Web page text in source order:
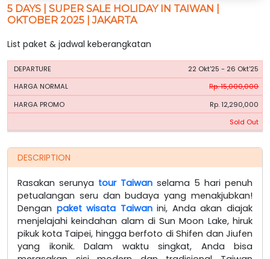
5 DAYS | SUPER SALE HOLIDAY IN TAIWAN |
OKTOBER 2025 | JAKARTA
List paket & jadwal keberangkatan
PERIODE
HARGA
22 Okt'25 - 26 Okt'25
Rp. 15,000,000
Rp. 12,290,000
Sold Out
DESCRIPTION
Rasakan serunya tour Taiwan selama 5 hari penuh
petualangan seru dan budaya yang menakjubkan!
Dengan paket wisata Taiwanini, Anda akan diajak
menjelajahi keindahan alam di Sun Moon Lake, hiruk
pikuk kota Taipei, hingga berfoto di Shifen dan Jiufen
yang ikonik. Dalam waktu singkat, Anda bisa